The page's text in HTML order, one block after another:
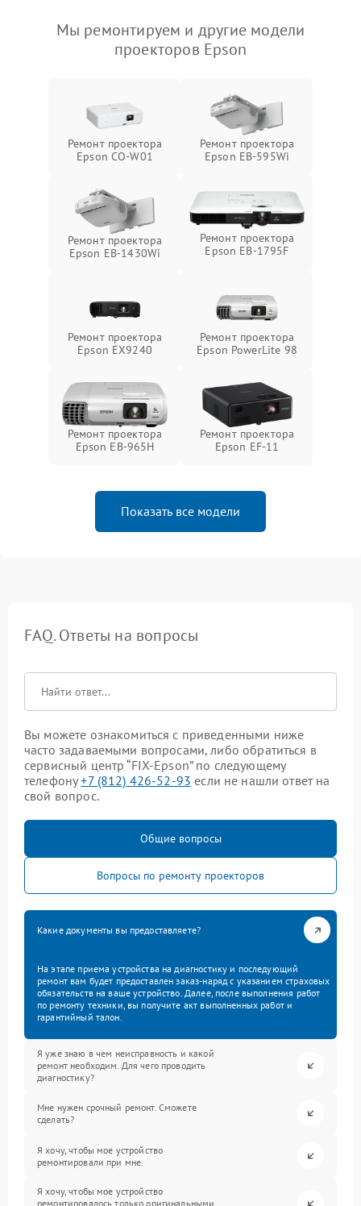
Мы ремонтируем и другие модели
проекторов Epson
Ремонт проектора
Epson CO-W01
Ремонт проектора
Epson EB-595Wi
Ремонт проектора
Epson EB-1430Wi
Ремонт проектора
Epson EB-1795F
Ремонт проектора
Epson EX9240
Ремонт проектора
Epson PowerLite 98
Ремонт проектора
Epson EB-965H
Ремонт проектора
Epson EF-11
Показать все модели
FAQ. Ответы на вопросы
Вы можете ознакомиться с приведенными ниже
часто задаваемыми вопросами, либо обратиться в
сервисный центр “FIX-Epson” по следующему
телефону+7 (812) 426-52-93 если не нашли ответ на
свой вопрос.
Общие вопросы
Вопросы по ремонту проекторов
Какие документы вы предоставляете?
На этапе приема устройства на диагностику и последующий
ремонт вам будет предоставлен заказ-наряд с указанием страховых
обязательств на ваше устройство. Далее, после выполнения работ
по ремонту техники, вы получите акт выполненных работ и
гарантийный талон.
Я уже знаю в чем неисправность и какой
ремонт необходим. Для чего проводить
диагностику?
Мне нужен срочный ремонт. Сможете
сделать?
Я хочу, чтобы мое устройство
ремонтировали при мне.
Я хочу, чтобы мое устройство
ремонтировалось только оригинальными